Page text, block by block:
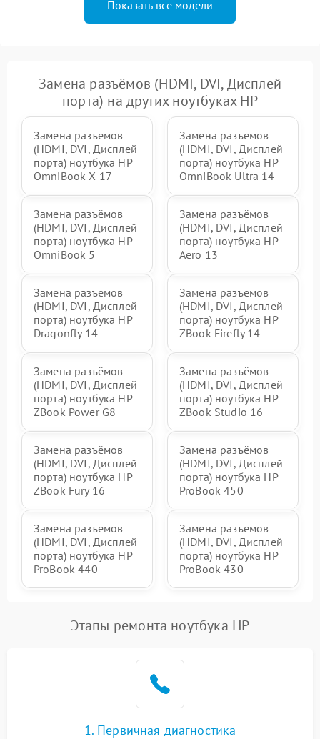
Показать все модели
Замена разъёмов (HDMI, DVI, Дисплей
порта) на других ноутбуках HP
Замена разъёмов
(HDMI, DVI, Дисплей
порта) ноутбука HP
OmniBook X 17
Замена разъёмов
(HDMI, DVI, Дисплей
порта) ноутбука HP
OmniBook Ultra 14
Замена разъёмов
(HDMI, DVI, Дисплей
порта) ноутбука HP
OmniBook 5
Замена разъёмов
(HDMI, DVI, Дисплей
порта) ноутбука HP
Aero 13
Замена разъёмов
(HDMI, DVI, Дисплей
порта) ноутбука HP
Dragonfly 14
Замена разъёмов
(HDMI, DVI, Дисплей
порта) ноутбука HP
ZBook Firefly 14
Замена разъёмов
(HDMI, DVI, Дисплей
порта) ноутбука HP
ZBook Power G8
Замена разъёмов
(HDMI, DVI, Дисплей
порта) ноутбука HP
ZBook Studio 16
Замена разъёмов
(HDMI, DVI, Дисплей
порта) ноутбука HP
ZBook Fury 16
Замена разъёмов
(HDMI, DVI, Дисплей
порта) ноутбука HP
ProBook 450
Замена разъёмов
(HDMI, DVI, Дисплей
порта) ноутбука HP
ProBook 440
Замена разъёмов
(HDMI, DVI, Дисплей
порта) ноутбука HP
ProBook 430
Этапы ремонта ноутбука HP
1. Первичная диагностика